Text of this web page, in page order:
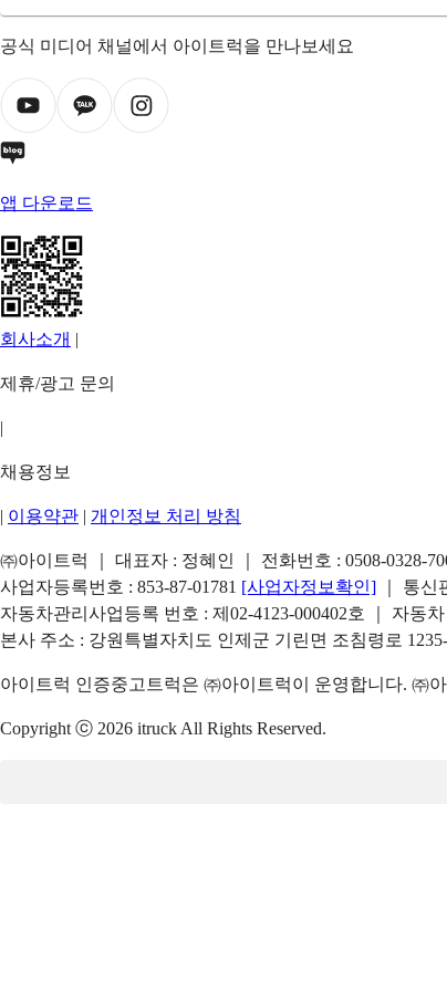
공식 미디어 채널에서 아이트럭을 만나보세요
앱 다운로드
회사소개 |
제휴/광고 문의
|
채용정보
| 이용약관 | 개인정보 처리 방침
㈜아이트럭 ｜ 대표자 : 정혜인 ｜ 전화번호 : 0508-0328-
사업자등록번호 : 853-87-01781 [사업자정보확인]
｜ 통
자동차관리사업등록 번호 : 제02-4123-000402호 ｜ 자동
본사 주소 : 강원특별자치도 인제군 기린면 조침령로
아이트럭 인증중고트럭은 ㈜아이트럭이 운영합니다. ㈜
Copyright ⓒ 2026 itruck All Rights Reserved.